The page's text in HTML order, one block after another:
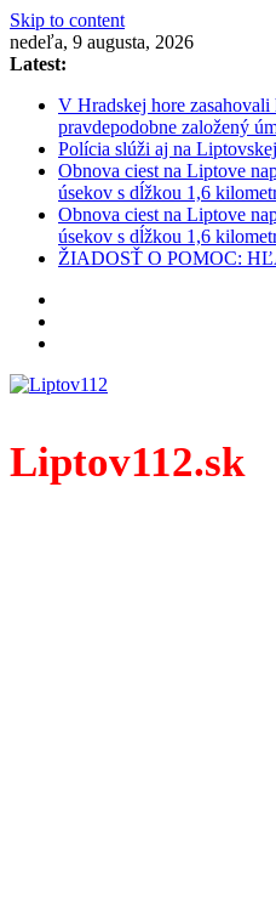
Skip to content
nedeľa, 9 augusta, 2026
Latest:
V Hradskej hore zasahovali
pravdepodobne založený
Polícia slúži aj na
Obnova ciest na Liptove
úsekov s dĺžkou 1,6
Obnova ciest na Liptove
úsekov s dĺžkou 1,6
ŽIADOSŤ O POMOC:
Liptov112.sk